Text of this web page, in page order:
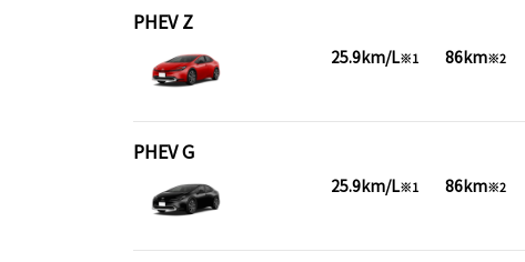
PHEV Z
25.9km/L※1 86km※2
PHEV G
25.9km/L※1 86km※2